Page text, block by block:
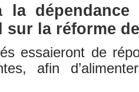
la
sur la réforme
essaieront de
afin